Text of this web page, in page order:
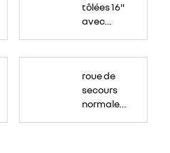
tôlées 16"
avec
roue de
secours
normale